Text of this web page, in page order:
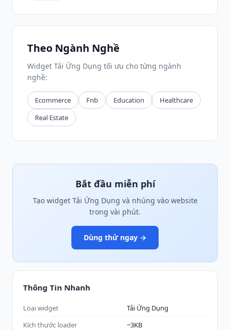
Theo Ngành Nghề
Widget Tải Ứng Dụng tối ưu cho từng ngành
nghề:
Ecommerce Fnb Education
Healthcare
Real Estate
Bắt đầu miễn phí
Tạo widget Tải Ứng Dụng và nhúng vào website
trong vài phút.
Dùng thử ngay →
Thông Tin Nhanh
Loại widget
Tải Ứng Dụng
Kích thước loader
~3KB